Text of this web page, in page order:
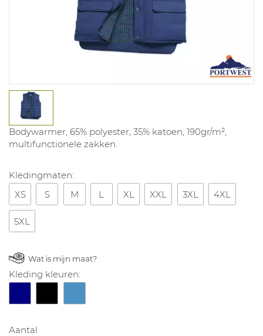
Bodywarmer, 65% polyester, 35% katoen, 190gr/m²,
multifunctionele zakken.
Kledingmaten:
XS
S M L XL XXL 3XL 4XL
5XL
Wat is mijn maat?
Kleding kleuren:
Aantal